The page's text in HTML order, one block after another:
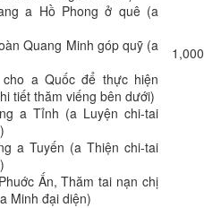
a Hồ Phong ở quê (a
Quang Minh góp quỹ (a
a Quốc để thực hiện
tiết thăm viếng bên dưới)
a Tỉnh (a Luyện chi-tai
a Tuyến (a Thiện chi-tai
Ấn, Thăm tai nạn chị
Minh đại diện)